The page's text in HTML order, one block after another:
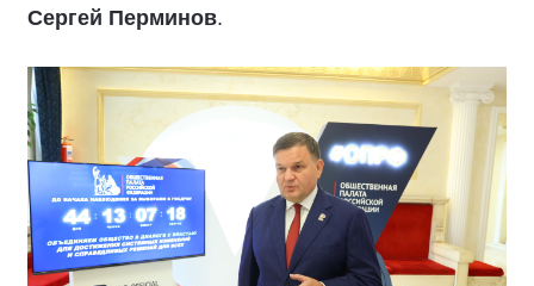
Сергей Перминов.